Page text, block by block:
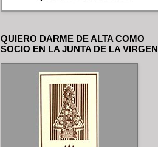
QUIERO DARME DE ALTA COMO
SOCIO EN LA JUNTA DE LA VIRGEN